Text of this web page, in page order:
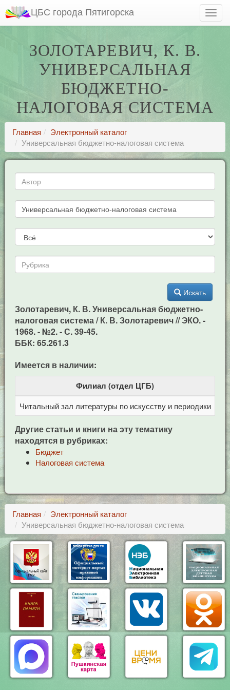
ЦБС города Пятигорска
ЗОЛОТАРЕВИЧ, К. В.
УНИВЕРСАЛЬНАЯ
БЮДЖЕТНО-
НАЛОГОВАЯ СИСТЕМА
Главная
Электронный каталог
Универсальная бюджетно-налоговая система
Искать
Золотаревич, К. В. Универсальная бюджетно-
налоговая система / К. В. Золотаревич // ЭКО. -
1968. - №2. - С. 39-45.
ББК: 65.261.3
Имеется в наличии:
Филиал (отдел ЦГБ)
Читальный зал литературы по искусству и периодики
Другие статьи и книги на эту тематику
находятся в рубриках:
Бюджет
Налоговая система
Главная
Электронный каталог
Универсальная бюджетно-налоговая система